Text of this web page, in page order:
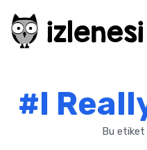
#I
Bu etiket